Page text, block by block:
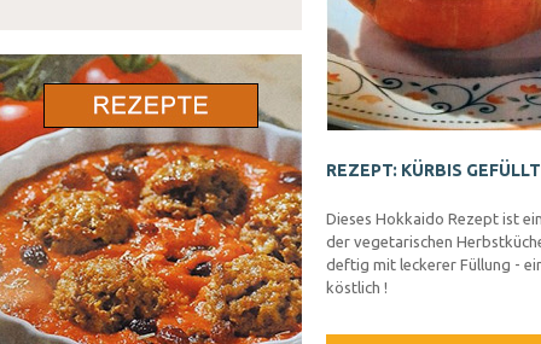
REZEPT: KÜRBIS GEFÜLLT
Dieses Hokkaido Rezept ist
der vegetarischen
deftig mit leckerer Füllung -
köstlich !
ohne Senf
ohne Sellerie
ohne Lupine
ohne Gluten
ohne Nüsse